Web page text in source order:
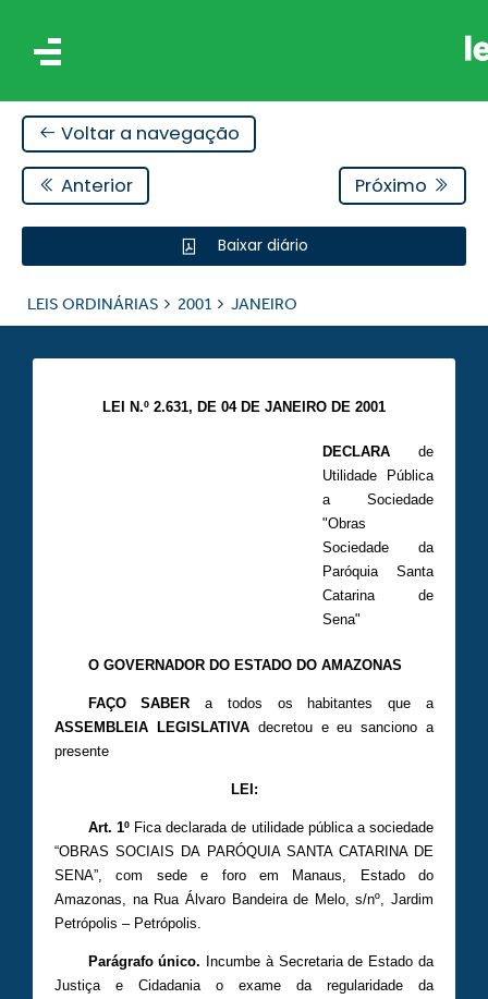
Voltar a navegação
Anterior Próximo
Baixar diário
LEIS ORDINÁRIAS 2001 JANEIRO
LEI N.º 2.631, DE 04 DE JANEIRO DE 2001
DECLARAde
Utilidade Pública
a Sociedade
"Obras
Sociedade da
Paróquia Santa
Catarina de
Sena"
O GOVERNADOR DO ESTADO DO AMAZONAS
FAÇO SABER a todos os habitantes que a
ASSEMBLEIA LEGISLATIVAdecretou e eu sanciono a
presente
LEI:
Art. 1ºFica declarada de utilidade pública a sociedade
“OBRAS SOCIAIS DA PARÓQUIA SANTA CATARINA DE
SENA”, com sede e foro em Manaus, Estado do
Amazonas, na Rua Álvaro Bandeira de Melo, s/nº, Jardim
Petrópolis – Petrópolis.
Parágrafo único. Incumbe à Secretaria de Estado da
Justiça e Cidadania o exame da regularidade da